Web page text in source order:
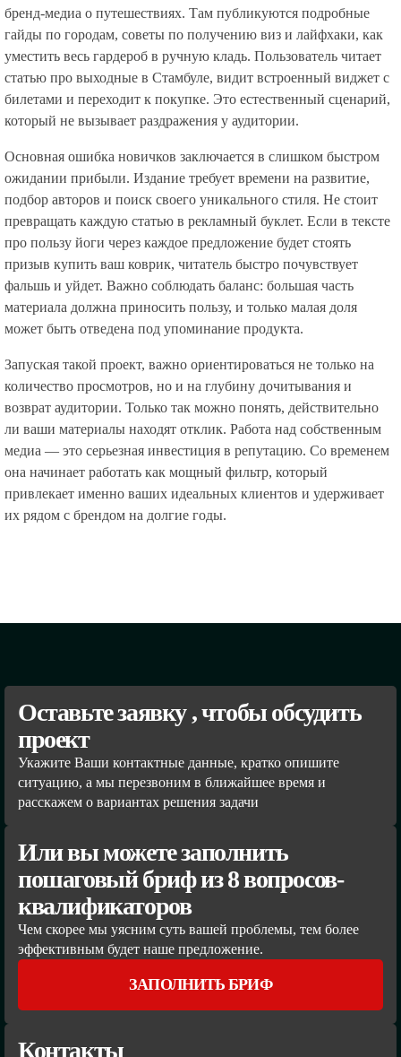
бренд-медиа о путешествиях. Там публикуются подробные
гайды по городам, советы по получению виз и лайфхаки, как
уместить весь гардероб в ручную кладь. Пользователь читает
статью про выходные в Стамбуле, видит встроенный виджет с
билетами и переходит к покупке. Это естественный сценарий,
который не вызывает раздражения у аудитории.
Основная ошибка новичков заключается в слишком быстром
ожидании прибыли. Издание требует времени на развитие,
подбор авторов и поиск своего уникального стиля. Не стоит
превращать каждую статью в рекламный буклет. Если в тексте
про пользу йоги через каждое предложение будет стоять
призыв купить ваш коврик, читатель быстро почувствует
фальшь и уйдет. Важно соблюдать баланс: большая часть
материала должна приносить пользу, и только малая доля
может быть отведена под упоминание продукта.
Запуская такой проект, важно ориентироваться не только на
количество просмотров, но и на глубину дочитывания и
возврат аудитории. Только так можно понять, действительно
ли ваши материалы находят отклик. Работа над собственным
медиа — это серьезная инвестиция в репутацию. Со временем
она начинает работать как мощный фильтр, который
привлекает именно ваших идеальных клиентов и удерживает
их рядом с брендом на долгие годы.
Оставьте заявку , чтобы обсудить
проект
Укажите Ваши контактные данные, кратко опишите
ситуацию, а мы перезвоним в ближайшее время и
расскажем о вариантах решения задачи
Или вы можете заполнить
пошаговый бриф из 8 вопросов-
квалификаторов
Чем скорее мы уясним суть вашей проблемы, тем более
эффективным будет наше предложение.
ЗАПОЛНИТЬ БРИФ
Контакты